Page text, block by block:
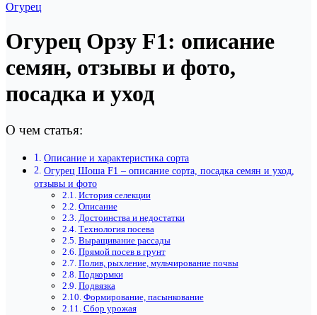
Огурец
Огурец Орзу F1: описание
семян, отзывы и фото,
посадка и уход
О чем статья:
Описание и характеристика сорта
Огурец Шоша F1 – описание сорта, посадка семян и уход,
отзывы и фото
История селекции
Описание
Достоинства и недостатки
Технология посева
Выращивание рассады
Прямой посев в грунт
Полив, рыхление, мульчирование почвы
Подкормки
Подвязка
Формирование, пасынкование
Сбор урожая